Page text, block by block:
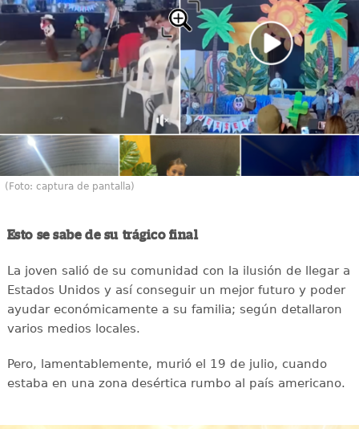
(Foto: captura de pantalla)
Esto se sabe de su trágico final
La joven salió de su comunidad con la ilusión de llegar a
Estados Unidos y así conseguir un mejor futuro y poder
ayudar económicamente a su familia; según detallaron
varios medios locales.
Pero, lamentablemente, murió el 19 de julio, cuando
estaba en una zona desértica rumbo al país americano.